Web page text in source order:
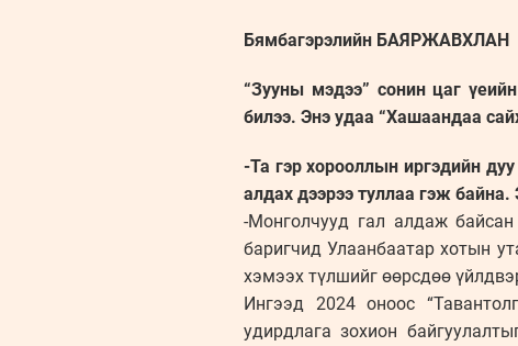
Бямбагэрэлийн БАЯРЖАВХЛАН
“Зууны мэдээ” сонин цаг
билээ. Энэ удаа “Хашаандаа
-Та гэр хорооллын иргэдийн
алдах дээрээ туллаа гэж байна.
-Монголчууд гал алдаж
баригчид Улаанбаатар хотын
хэмээх түлшийг өөрсдөө
Ингээд 2024 оноос
удирдлага зохион